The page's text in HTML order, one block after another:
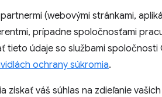
(webovými stránkami,
prípadne spoločnosťami
tieto údaje so službami spoločnosti
ochrany súkromia.
získať váš súhlas na zdieľanie